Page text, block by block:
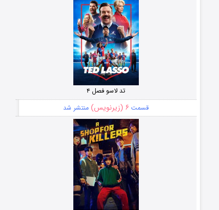
تد لاسو فصل ۴
قسمت ۶ (زیرنویس) منتشر شد